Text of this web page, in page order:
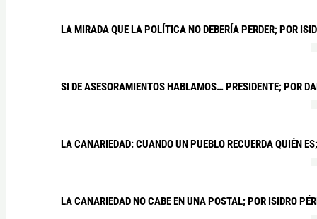
LA MIRADA QUE LA POLÍTICA NO DEBERÍA PERDER; POR
SI DE ASESORAMIENTOS HABLAMOS… PRESIDENTE; POR
LA CANARIEDAD: CUANDO UN PUEBLO RECUERDA QUIÉN
LA CANARIEDAD NO CABE EN UNA POSTAL; POR ISIDRO